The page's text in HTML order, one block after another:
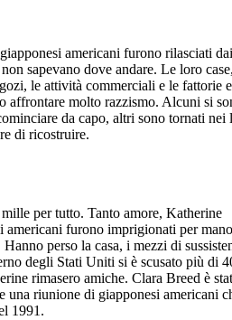
americani furono rilasciati dai
sapevano dove andare. Le loro
le attività commerciali e le fattorie
affrontare molto razzismo. Alcuni si
da capo, altri sono tornati nei
di ricostruire.
per tutto. Tanto amore, Katherine
americani furono imprigionati per
perso la casa, i mezzi di
degli Stati Uniti si è scusato più di
rimasero amiche. Clara Breed è
una riunione di giapponesi americani
1991.